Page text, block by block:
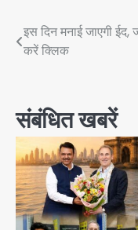
Post
navigation
इस दिन मनाई जाएगी ईद,
करें क्लिक
संबंधित खबरें